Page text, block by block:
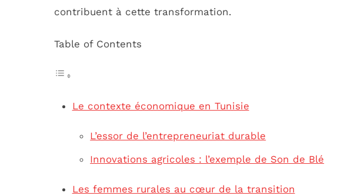
contribuent à cette transformation.
Table of Contents
Le contexte économique en Tunisie
L’essor de l’entrepreneuriat durable
Innovations agricoles : l’exemple de Son de Blé
Les femmes rurales au cœur de la transition